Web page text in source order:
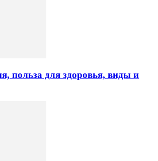
польза для здоровья, виды и